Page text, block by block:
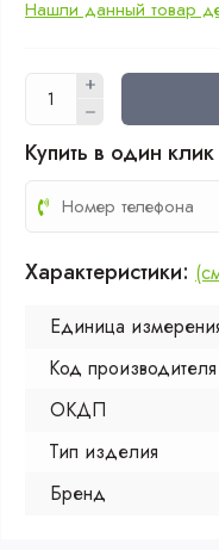
Нашли данный товар
Купить в один клик
Характеристики:
Единица
Код производителя
ОКДП
Тип изделия
Бренд